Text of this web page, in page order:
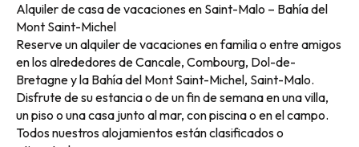
Alquiler de casa de vacaciones en Saint-Malo – Bahía del
Mont Saint-Michel
Reserve un alquiler de vacaciones en familia o entre amigos
en los alrededores de Cancale, Combourg, Dol-de-
Bretagne y la Bahía del Mont Saint-Michel, Saint-Malo.
Disfrute de su estancia o de un fin de semana en una villa,
un piso o una casa junto al mar, con piscina o en el campo.
Todos nuestros alojamientos están clasificados o